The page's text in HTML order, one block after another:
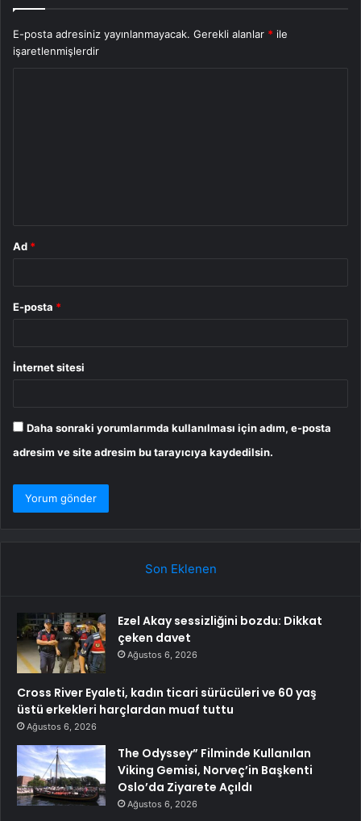
E-posta adresiniz yayınlanmayacak. Gerekli alanlar * ile
işaretlenmişlerdir
Ad *
E-posta *
İnternet sitesi
Daha sonraki yorumlarımda kullanılması için adım, e-posta
adresim ve site adresim bu tarayıcıya kaydedilsin.
Son Eklenen
Ezel Akay sessizliğini bozdu: Dikkat
çeken davet
Ağustos 6, 2026
Cross River Eyaleti, kadın ticari sürücüleri ve 60 yaş
üstü erkekleri harçlardan muaf tuttu
Ağustos 6, 2026
The Odyssey” Filminde Kullanılan
Viking Gemisi, Norveç’in Başkenti
Oslo’da Ziyarete Açıldı
Ağustos 6, 2026